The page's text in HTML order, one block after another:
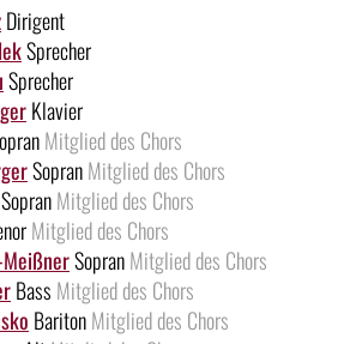
Dirigent
Sprecher
Sprecher
Klavier
Mitglied des Chors
SopranMitglied des Chors
SopranMitglied des Chors
Mitglied des Chors
SopranMitglied des Chors
Bass Mitglied des Chors
BaritonMitglied des Chors